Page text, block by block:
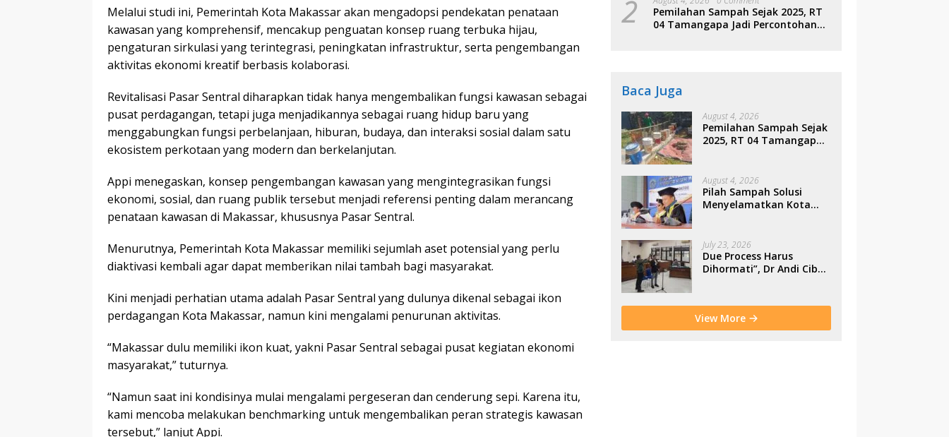
Melalui studi ini, Pemerintah Kota Makassar akan mengadopsi pendekatan penataan
kawasan yang komprehensif, mencakup penguatan konsep ruang terbuka hijau,
pengaturan sirkulasi yang terintegrasi, peningkatan infrastruktur, serta pengembangan
aktivitas ekonomi kreatif berbasis kolaborasi.
Revitalisasi Pasar Sentral diharapkan tidak hanya mengembalikan fungsi kawasan sebagai
pusat perdagangan, tetapi juga menjadikannya sebagai ruang hidup baru yang
menggabungkan fungsi perbelanjaan, hiburan, budaya, dan interaksi sosial dalam satu
ekosistem perkotaan yang modern dan berkelanjutan.
Appi menegaskan, konsep pengembangan kawasan yang mengintegrasikan fungsi
ekonomi, sosial, dan ruang publik tersebut menjadi referensi penting dalam merancang
penataan kawasan di Makassar, khususnya Pasar Sentral.
Menurutnya, Pemerintah Kota Makassar memiliki sejumlah aset potensial yang perlu
diaktivasi kembali agar dapat memberikan nilai tambah bagi masyarakat.
Kini menjadi perhatian utama adalah Pasar Sentral yang dulunya dikenal sebagai ikon
perdagangan Kota Makassar, namun kini mengalami penurunan aktivitas.
“Makassar dulu memiliki ikon kuat, yakni Pasar Sentral sebagai pusat kegiatan ekonomi
masyarakat,” tuturnya.
“Namun saat ini kondisinya mulai mengalami pergeseran dan cenderung sepi. Karena itu,
kami mencoba melakukan benchmarking untuk mengembalikan peran strategis kawasan
tersebut,” lanjut Appi.
2
Pemilahan Sampah Sejak 2025, RT
04 Tamangapa Jadi Percontohan
Baca Juga
August 4, 2026
Pemilahan Sampah Sejak
2025, RT 04 Tamangapa
Warga
August 4, 2026
Pilah Sampah Solusi
Menyelamatkan Kota
July 23, 2026
Due Process Harus
Dihormati”, Dr Andi Cibu
Morowali
View More